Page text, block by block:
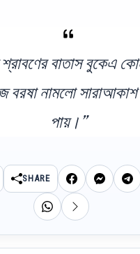
বাতাস বুকেএ
বরষা নামলো
পায়।”
SHARE